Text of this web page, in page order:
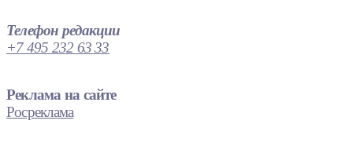
Телефон редакции
+7 495 232 63 33
Реклама на сайте
Росреклама